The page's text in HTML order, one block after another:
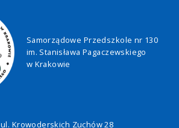
Samorządowe Przedszkole nr 130
im. Stanisława Pagaczewskiego
w Krakowie
ul. Krowoderskich Zuchów 28